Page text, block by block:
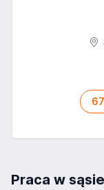
67
Praca w